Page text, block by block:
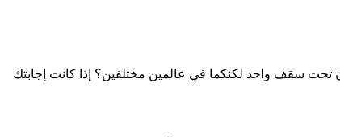
سقف واحد لكنكما في عالمين مختلفين؟ إذا كانت إجابتك